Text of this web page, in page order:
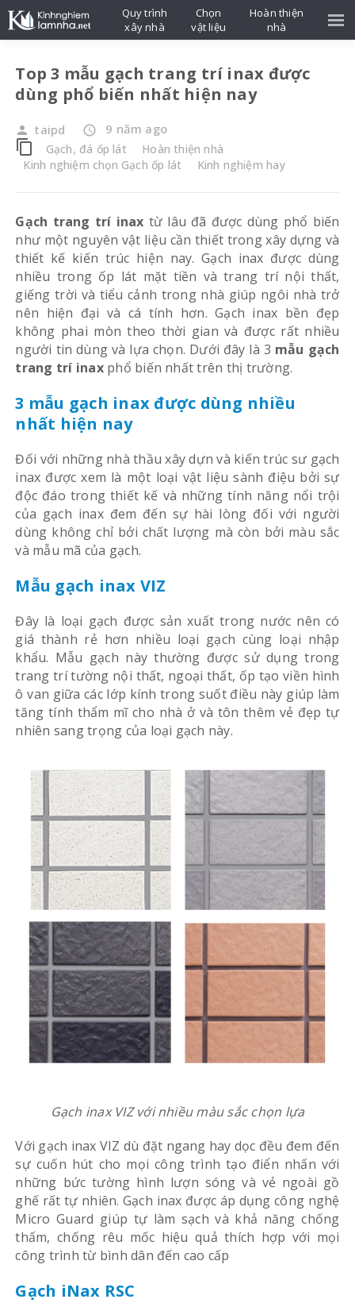
Top 3 mẫu gạch trang trí inax được
dùng phổ biến nhất hiện nay
person taipd access_time 9 năm ago
content_copy Gạch, đá ốp lát
Hoàn thiện nhà
Kinh nghiệm chọn Gạch ốp lát
Kinh nghiệm hay
Gạch trang trí inax từ lâu đã được dùng phổ biến
như một nguyên vật liệu cần thiết trong xây dựng và
thiết kế kiến trúc hiện nay. Gạch inax được dùng
nhiều trong ốp lát mặt tiền và trang trí nội thất,
giếng trời và tiểu cảnh trong nhà giúp ngôi nhà trở
nên hiện đại và cá tính hơn. Gạch inax bền đẹp
không phai mòn theo thời gian và được rất nhiều
người tin dùng và lựa chọn. Dưới đây là 3 mẫu gạch
trang trí inaxphổ biến nhất trên thị trường.
3 mẫu gạch inax được dùng nhiều
nhất hiện nay
Đối với những nhà thầu xây dựn và kiến trúc sư gạch
inax được xem là một loại vật liệu sành điệu bởi sự
độc đáo trong thiết kế và những tính năng nổi trội
của gạch inax đem đến sự hài lòng đối với người
dùng không chỉ bởi chất lượng mà còn bởi màu sắc
và mẫu mã của gạch.
Mẫu gạch inax VIZ
Đây là loại gạch được sản xuất trong nước nên có
giá thành rẻ hơn nhiều loại gạch cùng loại nhập
khẩu. Mẫu gạch này thường được sử dụng trong
trang trí tường nội thất, ngoại thất, ốp tạo viền hình
ô van giữa các lớp kính trong suốt điều này giúp làm
tăng tính thẩm mĩ cho nhà ở và tôn thêm vẻ đẹp tự
nhiên sang trọng của loại gạch này.
Gạch inax VIZ với nhiều màu sắc chọn lựa
Với gạch inax VIZ dù đặt ngang hay dọc đều đem đến
sự cuốn hút cho mọi công trình tạo điển nhấn với
những bức tường hình lượn sóng và vẻ ngoài gồ
ghế rất tự nhiên. Gạch inax được áp dụng công nghệ
Micro Guard giúp tự làm sạch và khả năng chống
thấm, chống rêu mốc hiệu quả thích hợp với mọi
công trình từ bình dân đến cao cấp
Gạch iNax RSC
Quy trình
xây nhà
Chọn
vật liệu
Hoàn thiện
nhà